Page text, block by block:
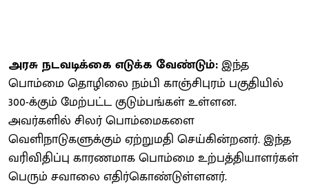
அரசு நடவடிக்கை எடுக்க வேண்டும்:இந்த
பொம்மை தொழிலை நம்பி காஞ்சிபுரம் பகுதியில்
300-க்கும் மேற்பட்ட குடும்பங்கள் உள்ளன.
அவர்களில் சிலர் பொம்மைகளை
வெளிநாடுகளுக்கும் ஏற்றுமதி செய்கின்றனர். இந்த
வரிவிதிப்பு காரணமாக பொம்மை உற்பத்தியாளர்கள்
பெரும் சவாலை எதிர்கொண்டுள்ளனர்.